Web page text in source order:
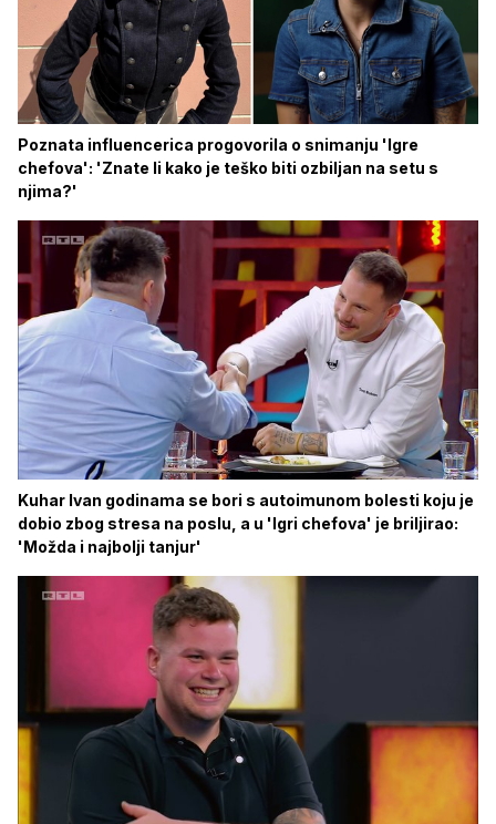
Poznata influencerica progovorila o snimanju 'Igre
chefova': 'Znate li kako je teško biti ozbiljan na setu s
njima?'
Kuhar Ivan godinama se bori s autoimunom bolesti koju je
dobio zbog stresa na poslu, a u 'Igri chefova' je briljirao:
'Možda i najbolji tanjur'